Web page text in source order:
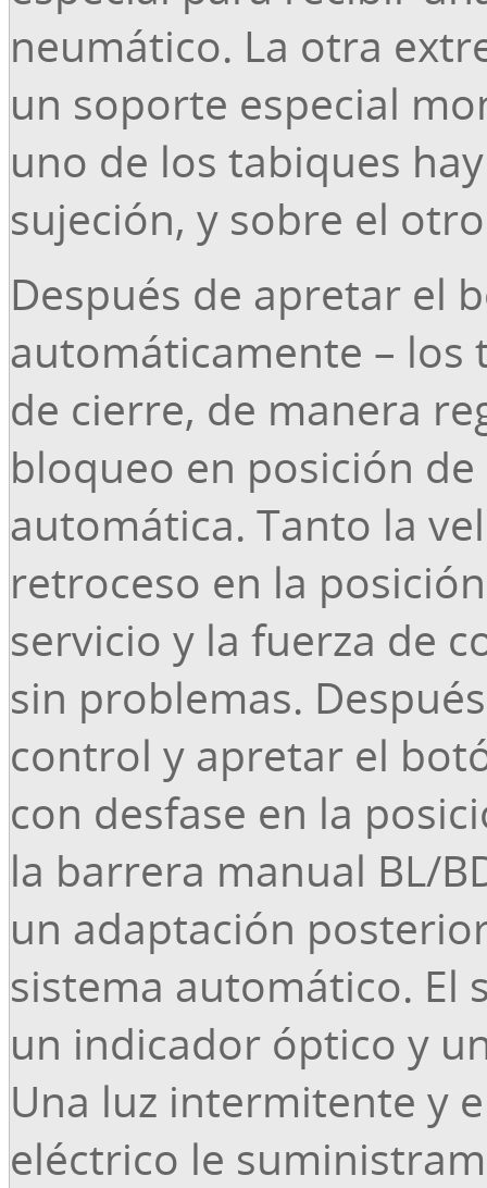
neumático. La otra
un soporte especial
uno de los tabiques
sujeción, y sobre el
Después de apretar el
automáticamente –
de cierre, de manera
bloqueo en posición
automática. Tanto la
retroceso en la
servicio y la fuerza de
sin problemas.
control y apretar el
con desfase en la
la barrera manual BL/
un adaptación
sistema automático. El
un indicador óptico y
Una luz intermitente y
eléctrico le